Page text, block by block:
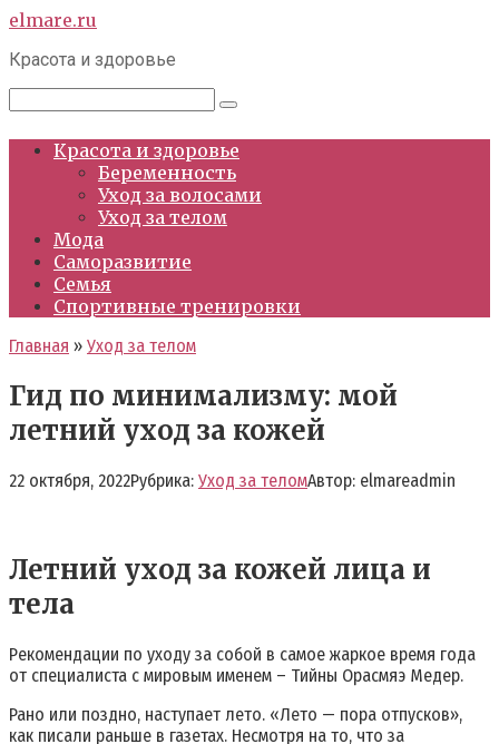
Перейти
контенту
elmare.ru
Красота и здоровье
Красота и здоровье
Беременность
Уход за волосами
Уход за телом
Мода
Саморазвитие
Семья
Спортивные тренировки
Главная » Уход за телом
Гид по минимализму: мой
летний уход за кожей
22 октября, 2022Рубрика: Уход за теломАвтор: elmareadmin
Летний уход за кожей лица и
тела
Рекомендации по уходу за собой в самое жаркое время года
от специалиста с мировым именем – Тийны Орасмяэ Медер.
Рано или поздно, наступает лето. «Лето — пора отпусков»,
как писали раньше в газетах. Несмотря на то, что за